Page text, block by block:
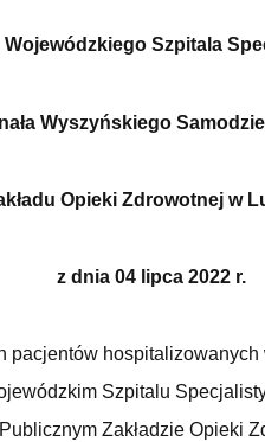
Wojewódzkiego Szpitala
Wyszyńskiego
Opieki Zdrowotnej w
z dnia 04 lipca 2022 r.
Szpitalu
Zakładzie Opieki